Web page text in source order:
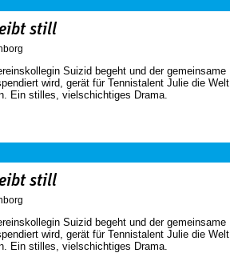
still
Suizid begeht und der gemeinsame
wird, gerät für Tennistalent Julie die Welt
Ein stilles, vielschichtiges Drama.
still
Suizid begeht und der gemeinsame
wird, gerät für Tennistalent Julie die Welt
Ein stilles, vielschichtiges Drama.